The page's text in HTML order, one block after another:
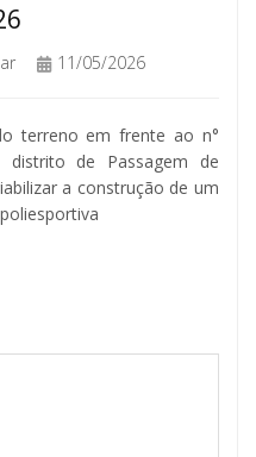
11/05/2026
terreno em frente ao n°
de Passagem de
a construção de um